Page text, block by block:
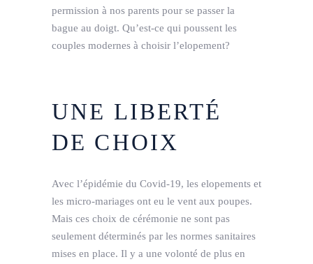
permission à nos parents pour se passer la
bague au doigt. Qu’est-ce qui poussent les
couples modernes à choisir l’elopement?
UNE LIBERTÉ
DE CHOIX
Avec l’épidémie du Covid-19, les elopements et
les micro-mariages ont eu le vent aux poupes.
Mais ces choix de cérémonie ne sont pas
seulement déterminés par les normes sanitaires
mises en place. Il y a une volonté de plus en